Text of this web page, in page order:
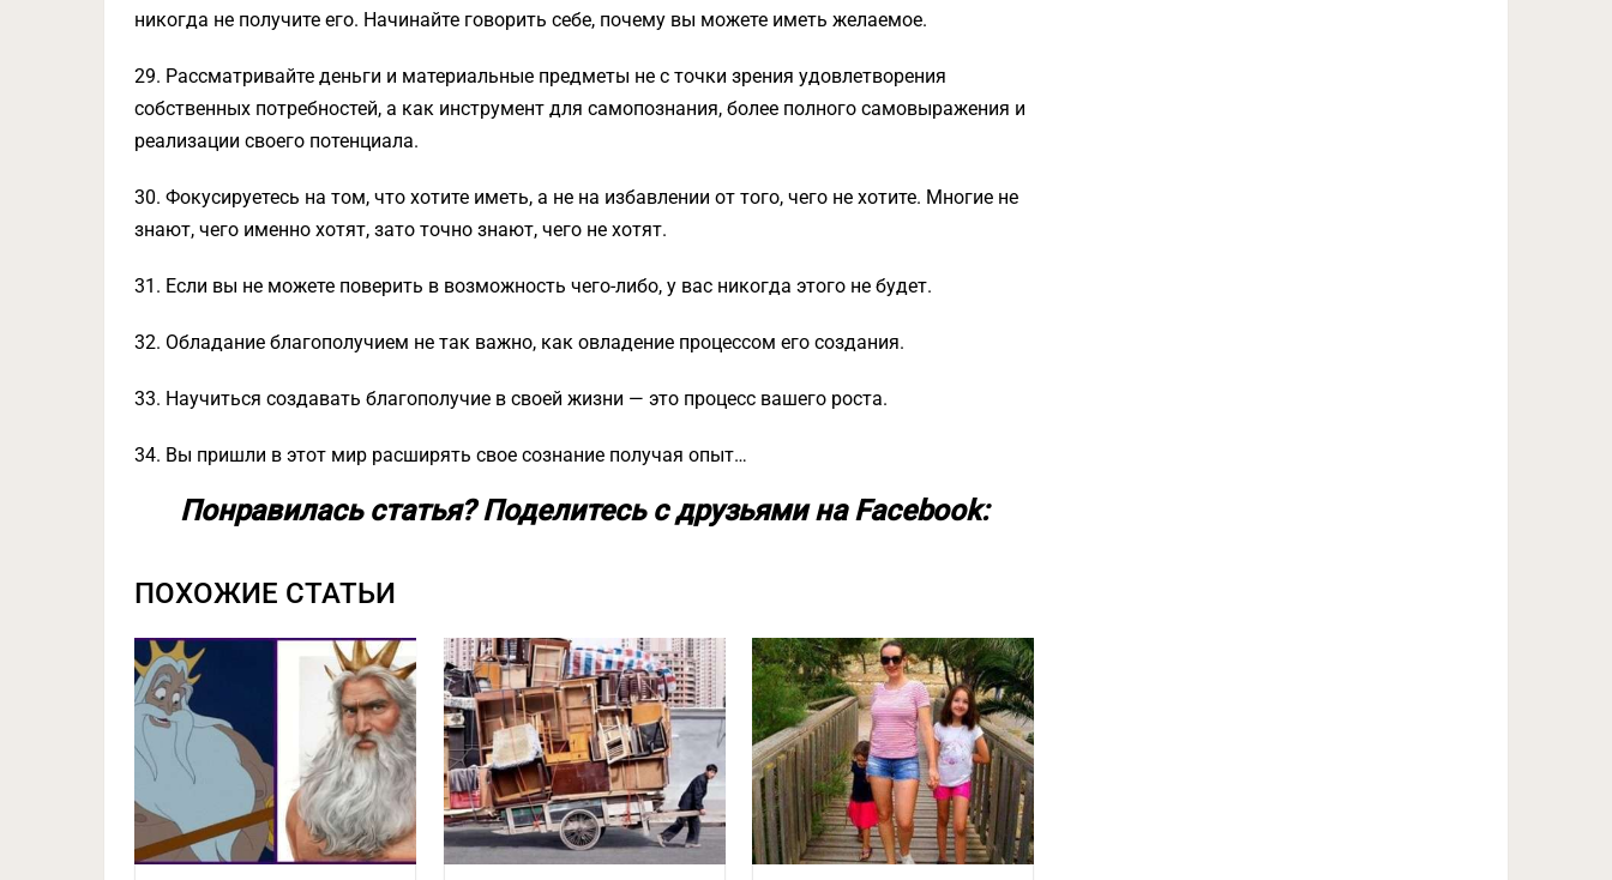
никогда не получите его. Начинайте говорить себе, почему вы можете иметь желаемое.
29. Рассматривайте деньги и материальные предметы не с точки зрения удовлетворения
собственных потребностей, а как инструмент для самопознания, более полного самовыражения и
реализации своего потенциала.
30. Фокусируетесь на том, что хотите иметь, а не на избавлении от того, чего не хотите. Многие не
знают, чего именно хотят, зато точно знают, чего не хотят.
31. Если вы не можете поверить в возможность чего-либо, у вас никогда этого не будет.
32. Обладание благополучием не так важно, как овладение процессом его создания.
33. Научиться создавать благополучие в своей жизни — это процесс вашего роста.
34. Вы пришли в этот мир расширять свое сознание получая опыт…
Понравилась статья? Поделитесь с друзьями на Facebook:
ПОХОЖИЕ СТАТЬИ